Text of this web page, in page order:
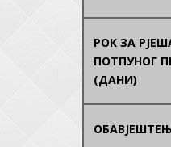
РОК ЗА
ПОТПУНОГ
(ДАНИ)